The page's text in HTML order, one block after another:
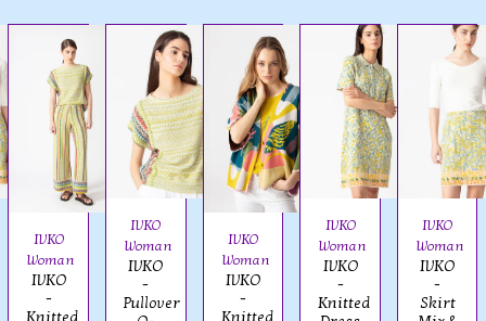
IVKO
Woman
IVKO
-
Knitted
IVKO
Woman
IVKO
-
Pullover
IVKO
Woman
IVKO
-
Knitted
IVKO
Woman
IVKO
-
Knitted
IVKO
Woman
IVKO
-
Skirt